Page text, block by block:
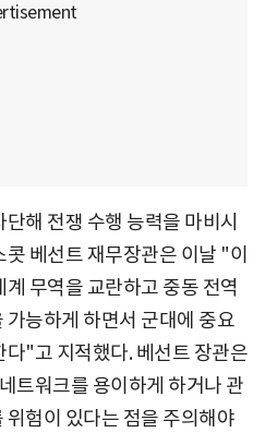
해 전쟁 수행 능력을 마비시
베선트 재무장관은 이날 "이
무역을 교란하고 중동 전역
능하게 하면서 군대에 중요
"고 지적했다. 베선트 장관은
트워크를 용이하게 하거나 관
험이 있다는 점을 주의해야